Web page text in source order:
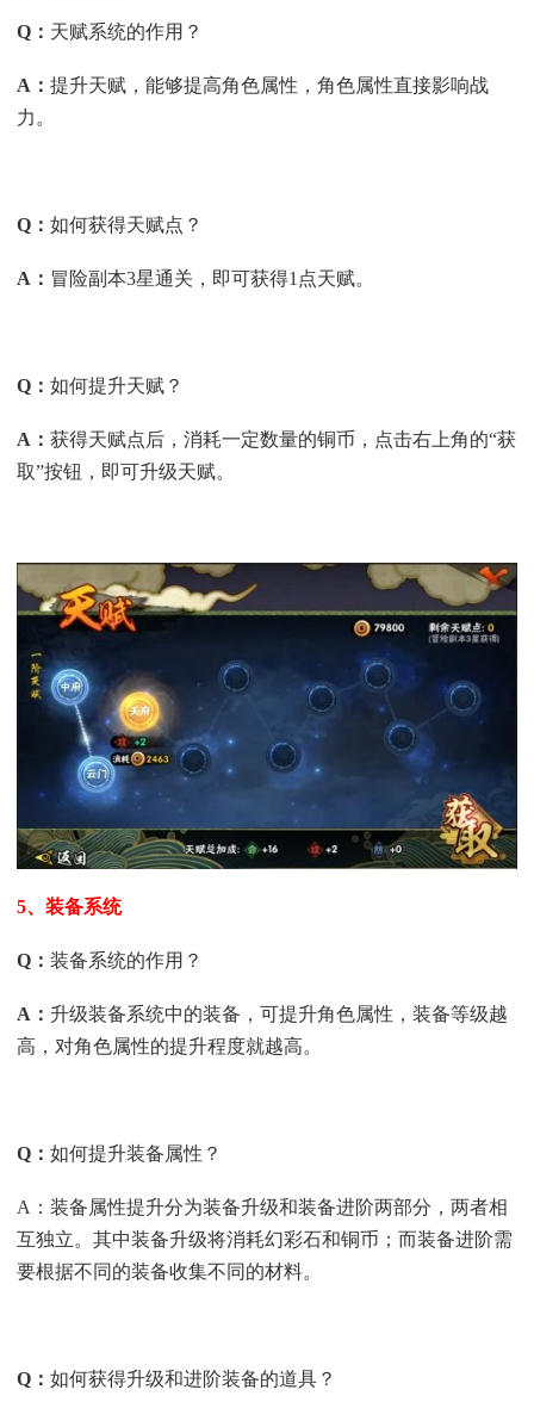
Q ： 天赋系统的作用？
A ：提升天赋，能够提高角色属性，角色属性直接影响战
力。
Q ：如何获得天赋点？
A ： 冒险副本3星通关，即可获得1点天赋。
Q ：如何提升天赋？
A ：获得天赋点后，消耗一定数量的铜币，点击右上角的“获
取”按钮，即可升级天赋。
5、装备系统
Q ：装备系统的作用？
A ： 升级装备系统中的装备，可提升角色属性，装备等级越
高，对角色属性的提升程度就越高。
Q ：如何提升装备属性？
A：装备属性提升分为装备升级和装备进阶两部分，两者相
互独立。其中装备升级将消耗幻彩石和铜币；而装备进阶需
要根据不同的装备收集不同的材料。
Q ：如何获得升级和进阶装备的道具？